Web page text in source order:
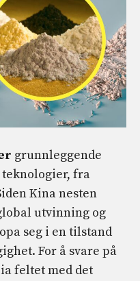
grunnleggende
fra
Kina nesten
utvinning og
seg i en tilstand
For å svare på
feltet med det